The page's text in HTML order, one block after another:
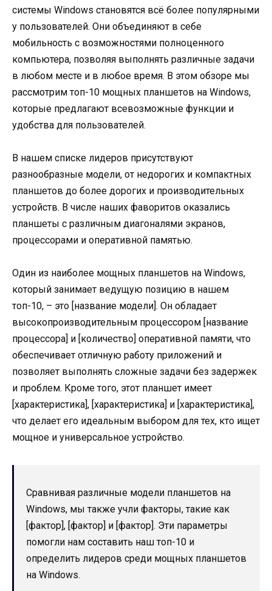
системы Windows становятся всё более популярными
у пользователей. Они объединяют в себе
мобильность с возможностями полноценного
компьютера, позволяя выполнять различные задачи
в любом месте и в любое время. В этом обзоре мы
рассмотрим топ-10 мощных планшетов на Windows,
которые предлагают всевозможные функции и
удобства для пользователей.
В нашем списке лидеров присутствуют
разнообразные модели, от недорогих и компактных
планшетов до более дорогих и производительных
устройств. В числе наших фаворитов оказались
планшеты с различным диагоналями экранов,
процессорами и оперативной памятью.
Один из наиболее мощных планшетов на Windows,
который занимает ведущую позицию в нашем
топ-10, – это [название модели]. Он обладает
высокопроизводительным процессором [название
процессора] и [количество] оперативной памяти, что
обеспечивает отличную работу приложений и
позволяет выполнять сложные задачи без задержек
и проблем. Кроме того, этот планшет имеет
[характеристика], [характеристика] и [характеристика],
что делает его идеальным выбором для тех, кто ищет
мощное и универсальное устройство.
Сравнивая различные модели планшетов на
Windows, мы также учли факторы, такие как
[фактор], [фактор] и [фактор]. Эти параметры
помогли нам составить наш топ-10 и
определить лидеров среди мощных планшетов
на Windows.